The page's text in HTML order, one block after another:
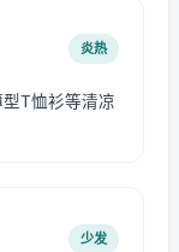
炎热
T恤衫等清凉
少发